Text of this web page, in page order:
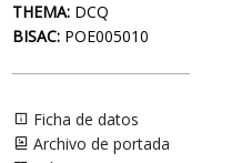
THEMA: DCQ
BISAC: POE005010
Ficha de datos
Archivo de portada